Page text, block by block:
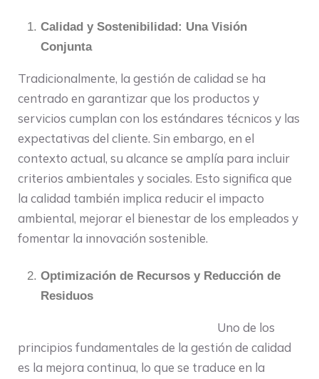
Calidad y Sostenibilidad: Una Visión
Conjunta
Tradicionalmente, la gestión de calidad se ha
centrado en garantizar que los productos y
servicios cumplan con los estándares técnicos y las
expectativas del cliente. Sin embargo, en el
contexto actual, su alcance se amplía para incluir
criterios ambientales y sociales. Esto significa que
la calidad también implica reducir el impacto
ambiental, mejorar el bienestar de los empleados y
fomentar la innovación sostenible.
Optimización de Recursos y Reducción de
Residuos
Uno de los
principios fundamentales de la gestión de calidad
es la mejora continua, lo que se traduce en la